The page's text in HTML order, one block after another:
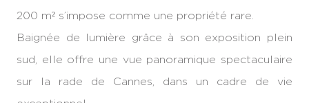
200 m² s’impose comme une propriété rare.
Baignée de lumière grâce à son exposition plein
sud, elle offre une vue panoramique spectaculaire
sur la rade de Cannes, dans un cadre de vie